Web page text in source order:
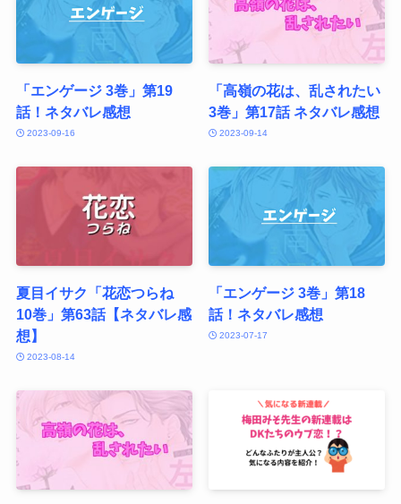
「エンゲージ 3巻」第19
話！ネタバレ感想
2023-09-16
「高嶺の花は、乱されたい
3巻」第17話 ネタバレ感想
2023-09-14
夏目イサク「花恋つらね
10巻」第63話【ネタバレ感
想】
2023-08-14
「エンゲージ 3巻」第18
話！ネタバレ感想
2023-07-17